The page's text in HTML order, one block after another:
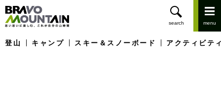
登山 キャンプ スキー＆スノーボード アクティビテ